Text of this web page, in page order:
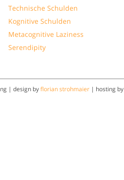
Technische Schulden
Kognitive Schulden
Metacognitive Laziness
Serendipity
| design byflorian strohmaier | hosting by